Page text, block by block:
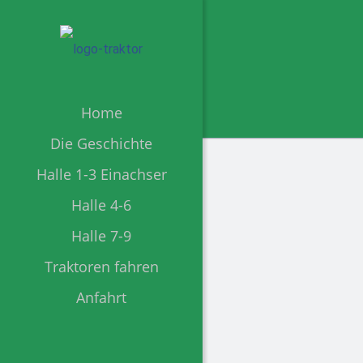
Home
Die Geschichte
Halle 1-3 Einachser
Halle 4-6
Halle 7-9
Traktoren fahren
Anfahrt